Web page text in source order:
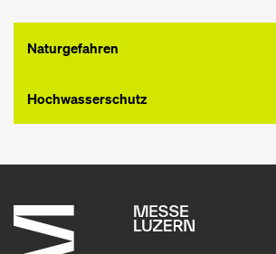
Naturgefahren
Hochwasserschutz